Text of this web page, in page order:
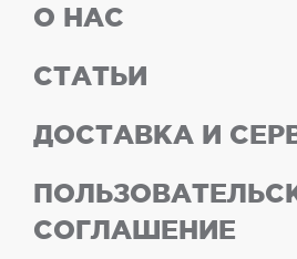
О НАС
СТАТЬИ
ДОСТАВКА И
СОГЛАШЕНИЕ